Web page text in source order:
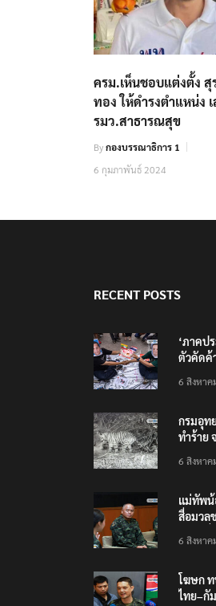
ครม.เห็นชอบแต่งตั้ง สุ
ทอง ให้ดำรงตำแหน่ง
รมว.สาธารณสุข
Byกองบรรณาธิการ 1
6 กุมภาพันธ์ 2024
RECENT POSTS
‘ภาคป
ตัวคัดค้
ต้อนรับ
6 สิงหาค
กรมอุท
ทำร้าย
บังเอิญ
6 สิงหาค
แม่ทัพน้
สื่อมวล
6 สิงหาค
โฆษก
ไทย–กั